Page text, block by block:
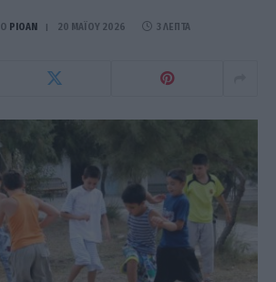
PIOAN 20 ΜΑΪ́ΟΥ 2026 3 ΛΕΠΤΆ